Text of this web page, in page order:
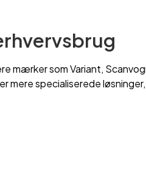
som Variant,
mere specialiserede